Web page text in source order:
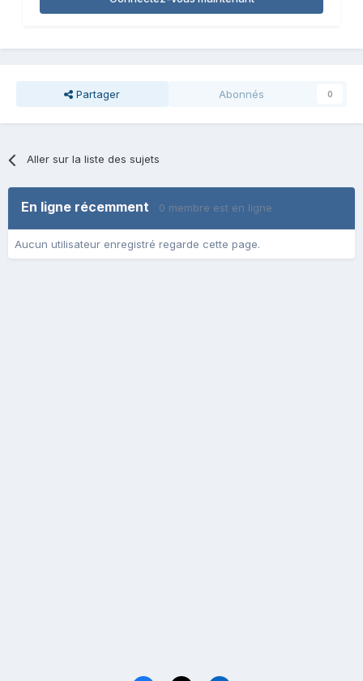
Partager Abonnés 0
Aller sur la liste des sujets
En ligne récemment 0 membre est en ligne
Aucun utilisateur enregistré regarde cette page.